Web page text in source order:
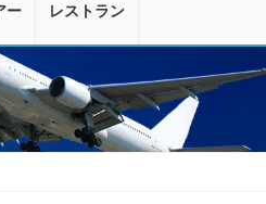
ー
レストラン